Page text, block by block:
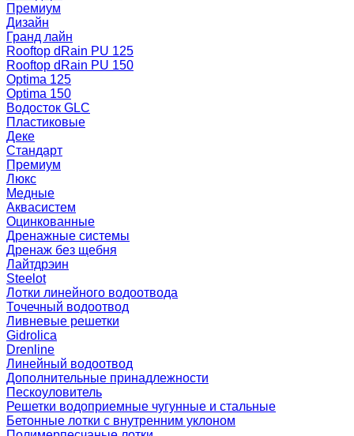
Премиум
Дизайн
Гранд лайн
Rooftop dRain PU 125
Rooftop dRain PU 150
Optima 125
Optima 150
Водосток GLC
Пластиковые
Деке
Стандарт
Премиум
Люкс
Медные
Аквасистем
Оцинкованные
Дренажные системы
Дренаж без щебня
Лайтдрэин
Steelot
Лотки линейного водоотвода
Точечный водоотвод
Ливневые решетки
Gidrolica
Drenline
Линейный водоотвод
Дополнительные принадлежности
Пескоуловитель
Решетки водоприемные чугунные и стальные
Бетонные лотки с внутренним уклоном